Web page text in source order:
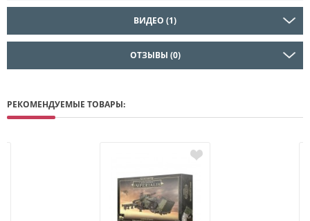
ВИДЕО (1)
ОТЗЫВЫ (0)
РЕКОМЕНДУЕМЫЕ ТОВАРЫ: